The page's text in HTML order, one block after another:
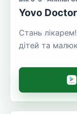
Yovo
Стань
дітей та